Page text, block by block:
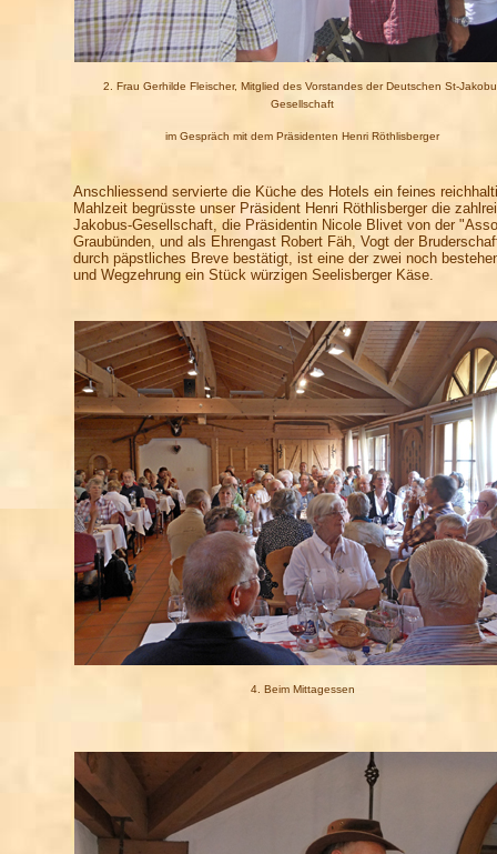
2. Frau Gerhilde Fleischer, Mitglied des Vorstandes der Deutschen St-
Gesellschaft
im Gespräch mit dem Präsidenten Henri Röthlisberger
Anschliessend servierte die Küche des Hotels ein feines
Mahlzeit begrüsste unser Präsident Henri Röthlisberger die
Jakobus-Gesellschaft, die Präsidentin Nicole Blivet von der
Graubünden, und als Ehrengast Robert Fäh, Vogt der
durch päpstliches Breve bestätigt, ist eine der zwei noch
und Wegzehrung ein Stück würzigen Seelisberger Käse.
4. Beim Mittagessen